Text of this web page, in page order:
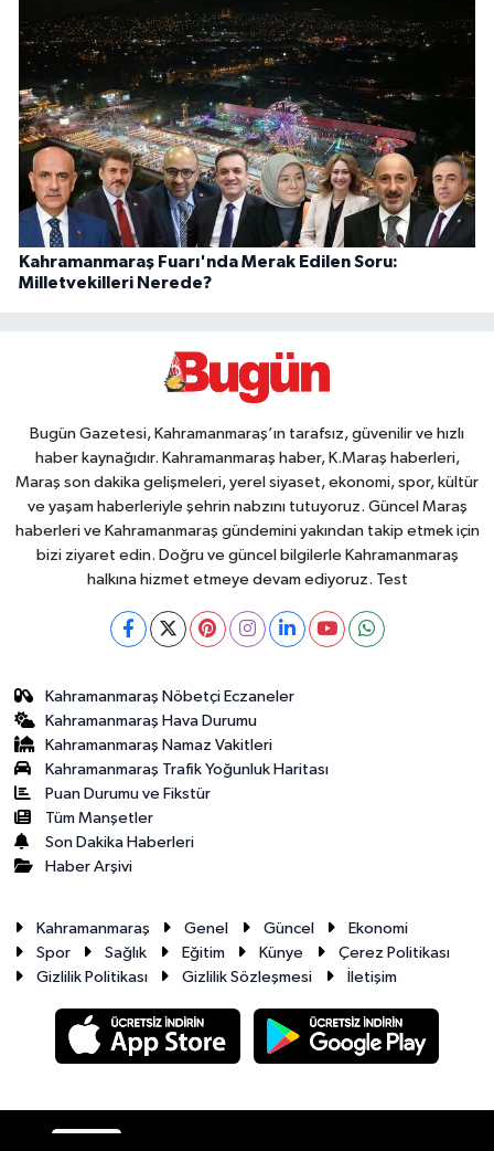
Kahramanmaraş Fuarı'nda Merak Edilen Soru:
Milletvekilleri Nerede?
Bugün Gazetesi, Kahramanmaraş’ın tarafsız, güvenilir ve hızlı
haber kaynağıdır. Kahramanmaraş haber, K.Maraş haberleri,
Maraş son dakika gelişmeleri, yerel siyaset, ekonomi, spor, kültür
ve yaşam haberleriyle şehrin nabzını tutuyoruz. Güncel Maraş
haberleri ve Kahramanmaraş gündemini yakından takip etmek için
bizi ziyaret edin. Doğru ve güncel bilgilerle Kahramanmaraş
halkına hizmet etmeye devam ediyoruz. Test
Kahramanmaraş Nöbetçi Eczaneler
Kahramanmaraş Hava Durumu
Kahramanmaraş Namaz Vakitleri
Kahramanmaraş Trafik Yoğunluk Haritası
Puan Durumu ve Fikstür
Tüm Manşetler
Son Dakika Haberleri
Haber Arşivi
Kahramanmaraş Genel Güncel
Ekonomi
Spor
Sağlık Eğitim Künye
Çerez Politikası
Gizlilik Politikası
Gizlilik Sözleşmesi İletişim